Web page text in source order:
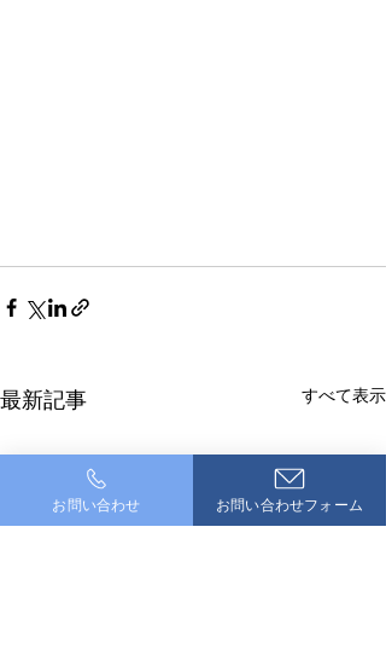
最新記事 すべて表示
お問い合わせ お問い合わせフォーム